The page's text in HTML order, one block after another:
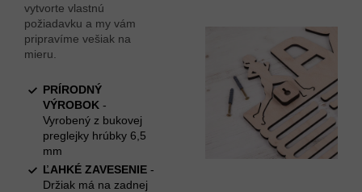
vytvorte vlastnú
požiadavku a my vám
pripravíme vešiak na
mieru.
PRÍRODNÝ
VÝROBOK -
Vyrobený z bukovej
preglejky hrúbky 6,5
mm
ĽAHKÉ ZAVESENIE -
Držiak má na zadnej